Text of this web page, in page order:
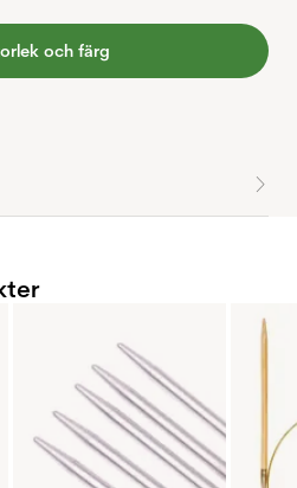
och färg